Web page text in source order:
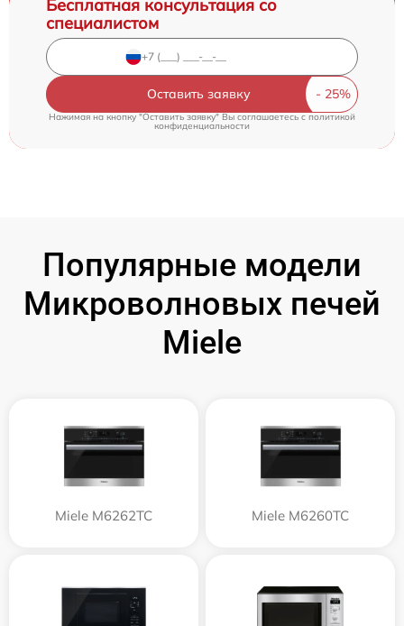
Бесплатная консультация со
специалистом
Оставить заявку
Нажимая на кнопку "Оставить заявку" Вы соглашаетесь cполитикой
конфиденциальности
Популярные модели
Микроволновых печей
Miele
Miele M6262TC Miele M6260TC